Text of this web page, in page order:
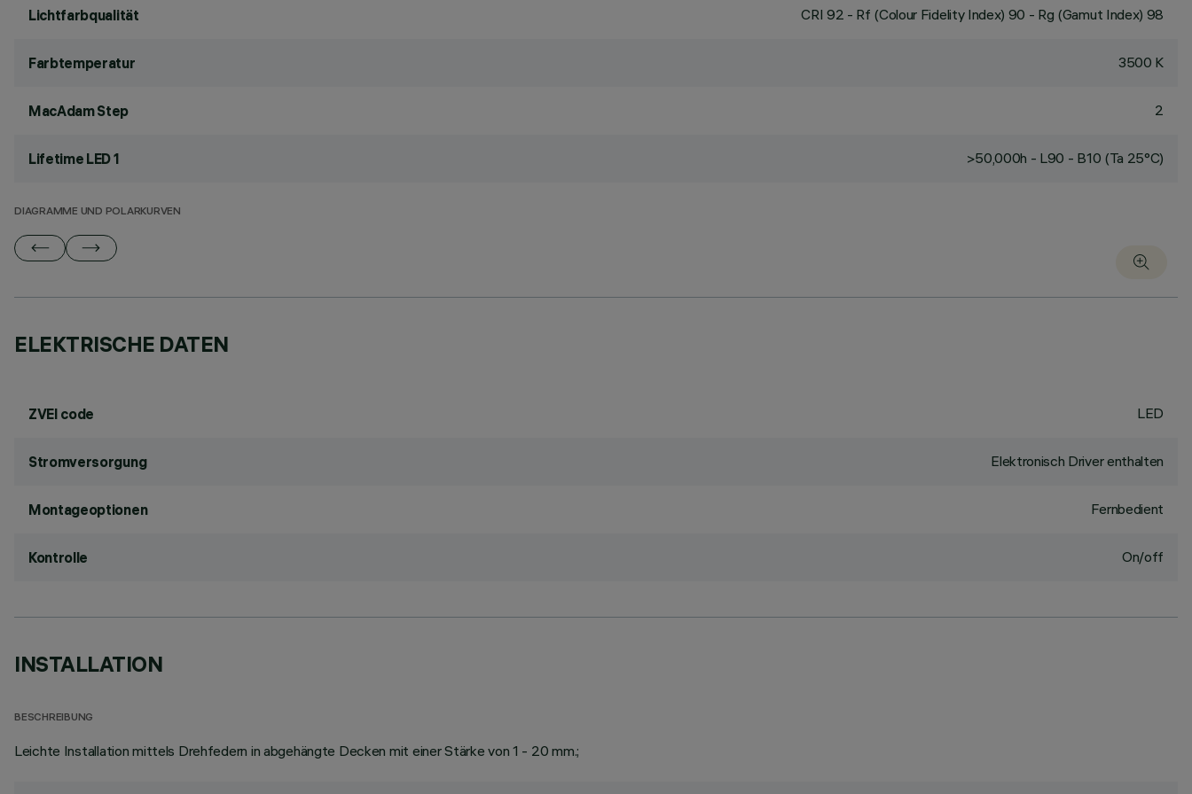
Lichtfarbqualität CRI 92 - Rf (Colour Fidelity Index) 90 - Rg (Gamut Index) 98
Farbtemperatur 3500 K
MacAdam Step 2
Lifetime LED 1 >50,000h - L90 - B10 (Ta 25°C)
DIAGRAMME UND POLARKURVEN
ELEKTRISCHE DATEN
ZVEI code LED
Stromversorgung Elektronisch Driver enthalten
Montageoptionen Fernbedient
Kontrolle On/off
INSTALLATION
BESCHREIBUNG
Leichte Installation mittels Drehfedern in abgehängte Decken mit einer Stärke von 1 - 20 mm.;